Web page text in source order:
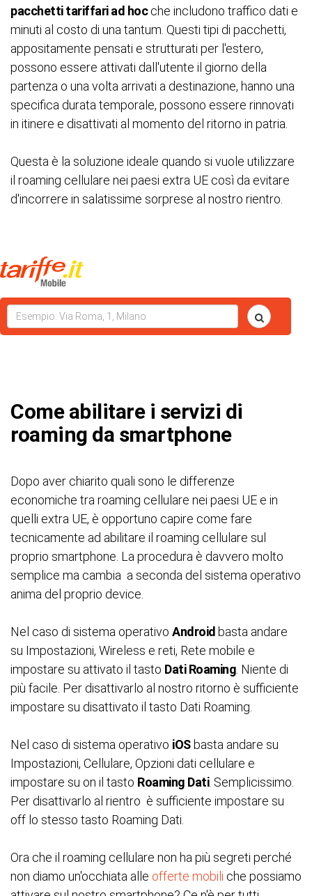
pacchetti tariffari ad hocche includono traffico dati e
minuti al costo di una tantum. Questi tipi di pacchetti,
appositamente pensati e strutturati per l'estero,
possono essere attivati dall'utente il giorno della
partenza o una volta arrivati a destinazione, hanno una
specifica durata temporale, possono essere rinnovati
in itinere e disattivati al momento del ritorno in patria.
Questa è la soluzione ideale quando si vuole utilizzare
il roaming cellulare nei paesi extra UE così da evitare
d'incorrere in salatissime sorprese al nostro rientro.
Come abilitare i servizi di
roaming da smartphone
Dopo aver chiarito quali sono le differenze
economiche tra roaming cellulare nei paesi UE e in
quelli extra UE, è opportuno capire come fare
tecnicamente ad abilitare il roaming cellulare sul
proprio smartphone. La procedura è davvero molto
semplice ma cambia a seconda del sistema operativo
anima del proprio device.
Nel caso di sistema operativo Androidbasta andare
su Impostazioni, Wireless e reti, Rete mobile e
impostare su attivato il tasto Dati Roaming . Niente di
più facile. Per disattivarlo al nostro ritorno è sufficiente
impostare su disattivato il tasto Dati Roaming.
Nel caso di sistema operativo iOSbasta andare su
Impostazioni, Cellulare, Opzioni dati cellulare e
impostare su on il tasto Roaming Dati. Semplicissimo.
Per disattivarlo al rientro è sufficiente impostare su
off lo stesso tasto Roaming Dati.
Ora che il roaming cellulare non ha più segreti perché
non diamo un'occhiata alle offerte mobili che possiamo